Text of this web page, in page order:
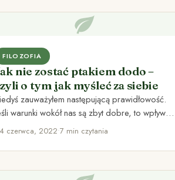
FILOZOFIA
nie zostać ptakiem dodo –
o tym jak myśleć za siebie
zauważyłem następującą prawidłowość.
warunki wokół nas są zbyt dobre, to wpływa
niekorzystnie na nasz rozwój.…
czerwca, 2022•7 min czytania